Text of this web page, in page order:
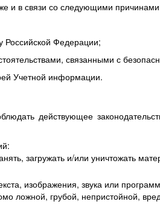
и в связи со следующими
Российской Федерации;
связанными с
Учетной информации.
действующее
загружать и/или уничтожать
изображения, звука или
ложной, грубой, непристойной,